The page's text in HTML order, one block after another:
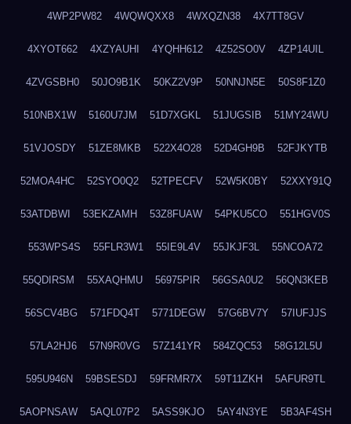
4WP2PW82 4WQWQXX8 4WXQZN38 4X7TT8GV
4XYOT662 4XZYAUHI 4YQHH612 4Z52SO0V 4ZP14UIL
4ZVGSBH0 50JO9B1K 50KZ2V9P 50NNJN5E 50S8F1Z0
510NBX1W 5160U7JM 51D7XGKL 51JUGSIB 51MY24WU
51VJOSDY 51ZE8MKB 522X4O28 52D4GH9B 52FJKYTB
52MOA4HC 52SYO0Q2 52TPECFV 52W5K0BY 52XXY91Q
53ATDBWI 53EKZAMH 53Z8FUAW 54PKU5CO 551HGV0S
553WPS4S 55FLR3W1 55IE9L4V 55JKJF3L 55NCOA72
55QDIRSM 55XAQHMU 56975PIR 56GSA0U2 56QN3KEB
56SCV4BG 571FDQ4T 5771DEGW 57G6BV7Y 57IUFJJS
57LA2HJ6 57N9R0VG 57Z141YR 584ZQC53 58G12L5U
595U946N 59BSESDJ 59FRMR7X 59T11ZKH 5AFUR9TL
5AOPNSAW 5AQL07P2 5ASS9KJO 5AY4N3YE 5B3AF4SH